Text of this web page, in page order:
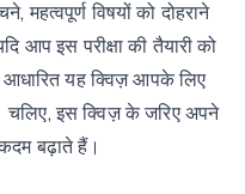
महत्वपूर्ण विषयों को दोहराने
आप इस परीक्षा की तैयारी को
आधारित यह क्विज़ आपके लिए
चलिए, इस क्विज़ के जरिए अपने
बढ़ाते हैं।